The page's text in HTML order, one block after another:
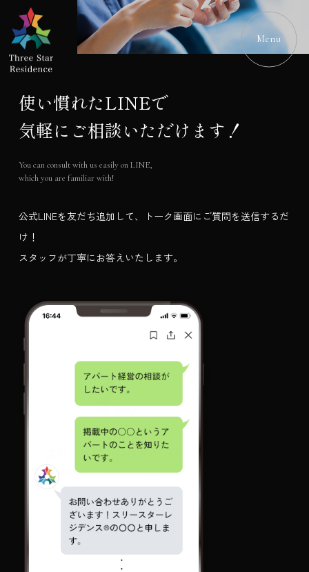
Menu
使い慣れたLINEで
気軽にご相談いただけます！
You can consult with us easily on LINE,
which you are familiar with!
公式LINEを友だち追加して、トーク画面にご質問を送信するだ
け！
スタッフが丁寧にお答えいたします。